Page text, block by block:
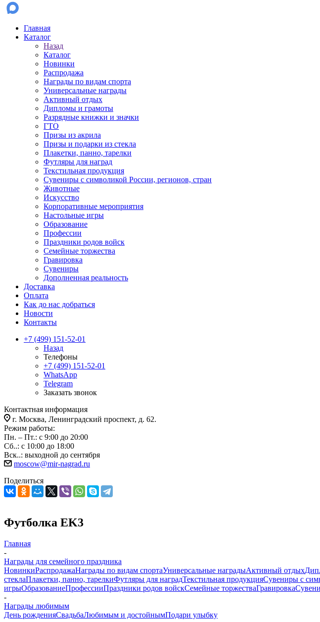
Главная
Каталог
Назад
Каталог
Новинки
Распродажа
Награды по видам спорта
Универсальные награды
Активный отдых
Дипломы и грамоты
Разрядные книжки и значки
ГТО
Призы из акрила
Призы и подарки из стекла
Плакетки, панно, тарелки
Футляры для наград
Текстильная продукция
Сувениры с символикой России, регионов, стран
Животные
Искусство
Корпоративные мероприятия
Настольные игры
Образование
Профессии
Праздники родов войск
Семейные торжества
Гравировка
Сувениры
Дополненная реальность
Доставка
Оплата
Как до нас добраться
Новости
Контакты
+7 (499) 151-52-01
Назад
Телефоны
+7 (499) 151-52-01
WhatsApp
Telegram
Заказать звонок
Контактная информация
г. Москва, Ленинградский проспект, д. 62.
Режим работы:
Пн. – Пт.: с 9:00 до 20:00
Сб..: с 10:00 до 18:00
Вск..: выходной до сентября
moscow@mir-nagrad.ru
Поделиться
Футболка EK3
Главная
-
Награды для семейного праздника
НовинкиРаспродажаНаграды по видам спортаУниверсальные наградыАктивный отдых
стеклаПлакетки, панно, тарелкиФутляры для наградТекстильная продукцияСувениры с
игрыОбразованиеПрофессииПраздники родов войскСемейные торжестваГравировка
-
Награды любимым
День рожденияСвадьбаЛюбимым и достойнымПодари улыбку